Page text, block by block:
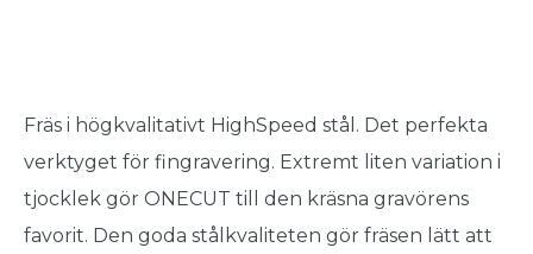
Fräs i högkvalitativt HighSpeed ​​stål. Det perfekta
verktyget för fingravering. Extremt liten variation i
tjocklek gör ONECUT till den kräsna gravörens
favorit. Den goda stålkvaliteten gör fräsen lätt att